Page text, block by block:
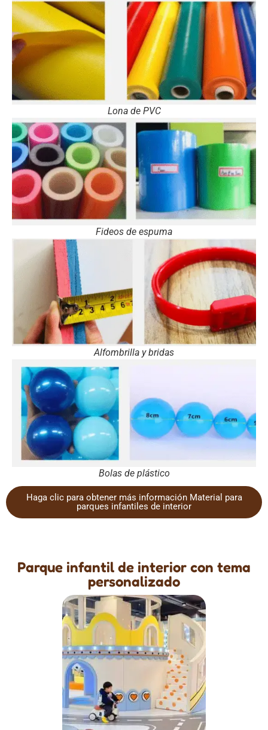
Lona de PVC
Fideos de espuma
Alfombrilla y bridas
Bolas de plástico
Haga clic para obtener más información Material para
parques infantiles de interior
Parque infantil de interior con tema
personalizado